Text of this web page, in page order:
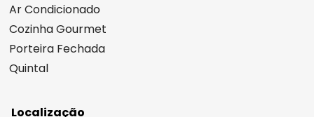
Ar Condicionado
Cozinha Gourmet
Porteira Fechada
Quintal
Localização